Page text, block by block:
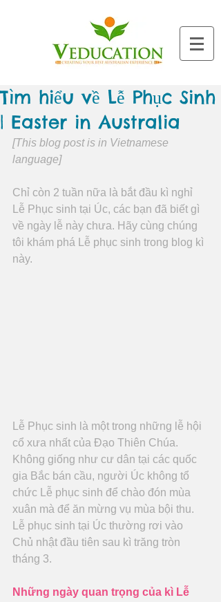
Tìm hiểu về Lễ Phục Sinh
| Easter in Australia
[This blog post is in Vietnamese
language]
Chỉ còn 2 tuần nữa là bắt đầu kì nghỉ
Lễ Phục sinh tại Úc, các bạn đã biết gì
về ngày lễ này chưa. Hãy cùng chúng
tôi khám phá Lễ phục sinh trong blog kì
này.
Lễ Phục sinh là một trong những lễ hội
cổ xưa nhất của Đạo Thiên Chúa.
Không giống như cư dân tại các quốc
gia Bắc bán cầu, người Úc không tổ
chức Lễ phục sinh để chào đón mùa
xuân mà để ăn mừng vụ mùa bội thu.
Lễ phục sinh tại Úc thường rơi vào
Chủ nhật đầu tiên sau kì trăng tròn
tháng 3.
Những ngày quan trọng của kì Lễ